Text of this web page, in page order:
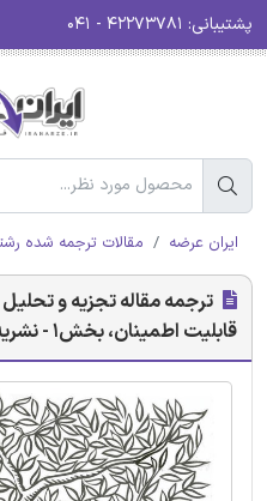
پشتیبانی:
ایران عرضه مقالات ترجمه شده
ترجمه مقاله تجزیه و
قابلیت اطمینان، بخش1 - نشریه الزویر